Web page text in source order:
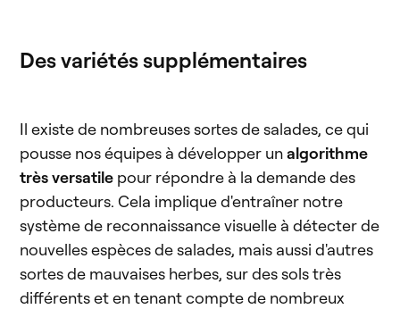
Des variétés supplémentaires
Il existe de nombreuses sortes de salades, ce qui
pousse nos équipes à développer unalgorithme
très versatile pour répondre à la demande des
producteurs. Cela implique d'entraîner notre
système de reconnaissance visuelle à détecter de
nouvelles espèces de salades, mais aussi d'autres
sortes de mauvaises herbes, sur des sols très
différents et en tenant compte de nombreux